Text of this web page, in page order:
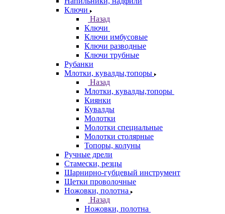
Ключи
Назад
Ключи
Ключи имбусовые
Ключи разводные
Ключи трубные
Рубанки
Млотки, кувалды,топоры
Назад
Млотки, кувалды,топоры
Киянки
Кувалды
Молотки
Молотки специальные
Молотки столярные
Топоры, колуны
Ручные дрели
Стамески, резцы
Шарнирно-губцевый инструмент
Щетки проволочные
Ножовки, полотна
Назад
Ножовки, полотна